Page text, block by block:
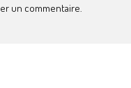
un commentaire.